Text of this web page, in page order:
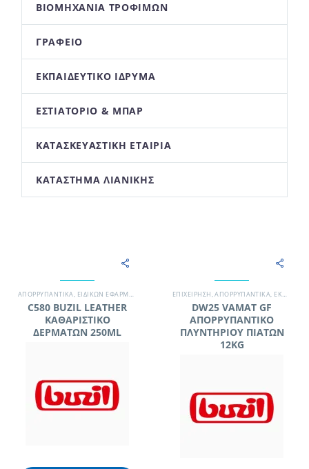
ΒΙΟΜΗΧΑΝΊΑ ΤΡΟΦΊΜΩΝ
ΓΡΑΦΕΊΟ
ΕΚΠΑΙΔΕΥΤΙΚΌ ΊΔΡΥΜΑ
ΕΣΤΙΑΤΌΡΙΟ & ΜΠΑΡ
ΚΑΤΑΣΚΕΥΑΣΤΙΚΉ ΕΤΑΙΡΊΑ
ΚΑΤΆΣΤΗΜΑ ΛΙΑΝΙΚΉΣ
ΑΠΟΡΡΥΠΑΝΤΙΚΆ, ΕΙΔΙΚΏΝ ΕΦΑΡΜΟΓΏΝ ΣΥΝΕΡΓΕΊΟ ΚΑΘΑΡΙΣΜΟΎ,ΧΗΜΙΚΆ -
C580 BUZIL LEATHER
ΚΑΘΑΡΙΣΤΙΚΟ
ΔΕΡΜΑΤΩΝ 250ML
EΠΙΧΕΊΡΗΣΗ,ΑΠΟΡΡΥΠΑΝΤΙΚΆ, ΕΚΠΑΙΔΕΥΤΙΚΌ ΊΔΡΥΜΑ
DW25 VAMAT GF
ΑΠΟΡΡΥΠΑΝΤΙΚΟ
ΠΛΥΝΤΗΡΙΟΥ ΠΙΑΤΩΝ
12KG